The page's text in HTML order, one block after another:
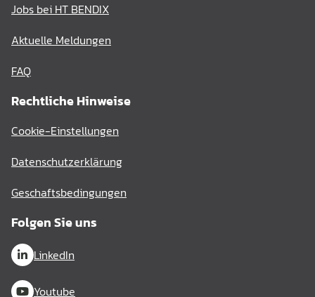
Jobs bei HT BENDIX
Aktuelle Meldungen
FAQ
Rechtliche Hinweise
Cookie-Einstellungen
Datenschutzerklärung
Geschaftsbedingungen
Folgen Sie uns
LinkedIn
Youtube